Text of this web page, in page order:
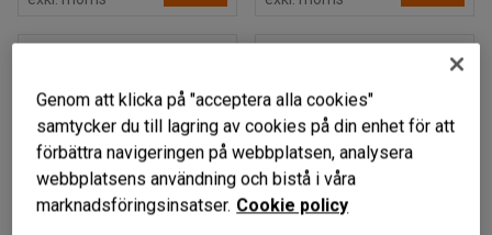
Genom att klicka på "acceptera alla cookies"
samtycker du till lagring av cookies på din enhet för att
förbättra navigeringen på webbplatsen, analysera
webbplatsens användning och bistå i våra
marknadsföringsinsatser. Cookie policy